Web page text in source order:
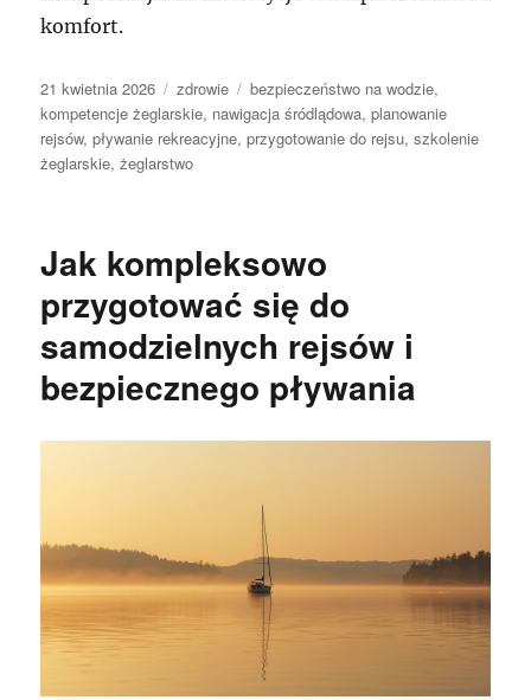
komfort.
Data
publikacji
21 kwietnia 2026 Kategorie
zdrowie Tagi
bezpieczeństwo na wodzie,
kompetencje żeglarskie, nawigacja śródlądowa,planowanie
rejsów,pływanie rekreacyjne,przygotowanie do rejsu,szkolenie
żeglarskie,żeglarstwo
Jak kompleksowo
przygotować się do
samodzielnych rejsów i
bezpiecznego pływania